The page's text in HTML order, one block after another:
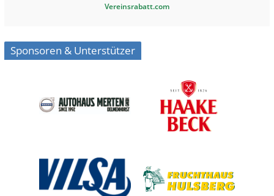
Vereinsrabatt.com
Sponsoren & Unterstützer